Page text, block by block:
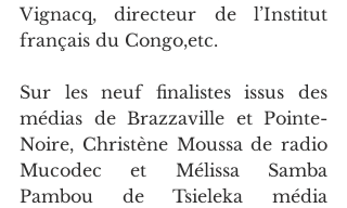
Vignacq, directeur de l’Institut
français du Congo,etc.
Sur les neuf finalistes issus des
médias de Brazzaville et Pointe-
Noire, Christène Moussa de radio
Mucodec et Mélissa Samba
Pambou de Tsieleka média